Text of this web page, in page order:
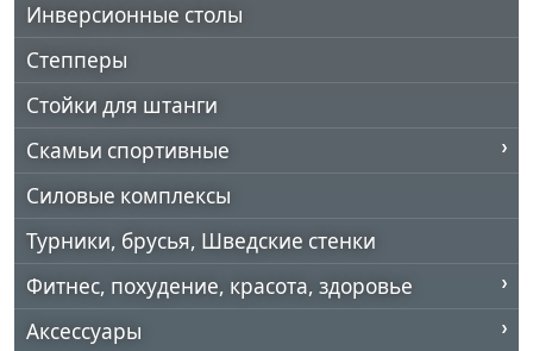
Инверсионные столы
Степперы
Стойки для штанги
Скамьи спортивные
Силовые комплексы
Турники, брусья, Шведские стенки
Фитнес, похудение, красота, здоровье
Аксессуары